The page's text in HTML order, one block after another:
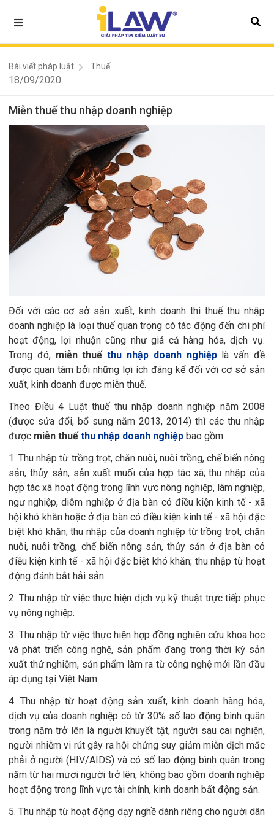
Bài viết pháp luật Thuế
18/09/2020
Miễn thuế thu nhập doanh nghiệp
Đối với các cơ sở sản xuất, kinh doanh thì thuế thu nhập
doanh nghiệp là loại thuế quan trọng có tác động đến chi phí
hoạt động, lợi nhuận cũng như giá cả hàng hóa, dịch vụ.
Trong đó,miễn thuếthu nhập doanh nghiệplà vấn đề
được quan tâm bởi những lợi ích đáng kể đối với cơ sở sản
xuất, kinh doanh được miễn thuế.
Theo Điều 4 Luật thuế thu nhập doanh nghiệp năm 2008
(được sửa đổi, bổ sung năm 2013, 2014) thì các thu nhập
được miễn thuếthu nhập doanh nghiệp bao gồm:
1. Thu nhập từ trồng trọt, chăn nuôi, nuôi trồng, chế biến nông
sản, thủy sản, sản xuất muối của hợp tác xã; thu nhập của
hợp tác xã hoạt động trong lĩnh vực nông nghiệp, lâm nghiệp,
ngư nghiệp, diêm nghiệp ở địa bàn có điều kiện kinh tế - xã
hội khó khăn hoặc ở địa bàn có điều kiện kinh tế - xã hội đặc
biệt khó khăn; thu nhập của doanh nghiệp từ trồng trọt, chăn
nuôi, nuôi trồng, chế biến nông sản, thủy sản ở địa bàn có
điều kiện kinh tế - xã hội đặc biệt khó khăn; thu nhập từ hoạt
động đánh bắt hải sản.
2. Thu nhập từ việc thực hiện dịch vụ kỹ thuật trực tiếp phục
vụ nông nghiệp.
3. Thu nhập từ việc thực hiện hợp đồng nghiên cứu khoa học
và phát triển công nghệ, sản phẩm đang trong thời kỳ sản
xuất thử nghiệm, sản phẩm làm ra từ công nghệ mới lần đầu
áp dụng tại Việt Nam.
4. Thu nhập từ hoạt động sản xuất, kinh doanh hàng hóa,
dịch vụ của doanh nghiệp có từ 30% số lao động bình quân
trong năm trở lên là người khuyết tật, người sau cai nghiện,
người nhiễm vi rút gây ra hội chứng suy giảm miễn dịch mắc
phải ở người (HIV/AIDS) và có số lao động bình quân trong
năm từ hai mươi người trở lên, không bao gồm doanh nghiệp
hoạt động trong lĩnh vực tài chính, kinh doanh bất động sản.
5. Thu nhập từ hoạt động dạy nghề dành riêng cho người dân